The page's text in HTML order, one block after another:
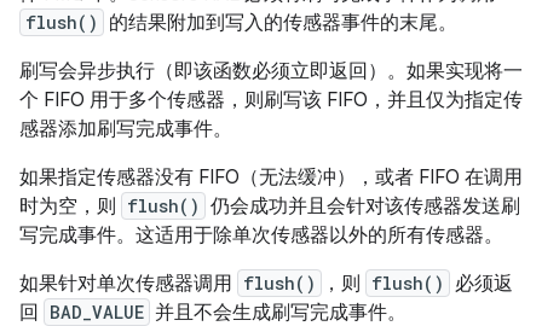
flush()
的结果附加到写入的传感器事件的末尾。
刷写会异步执行（即该函数必须立即返回）。如果实现将一
个 FIFO 用于多个传感器，则刷写该 FIFO，并且仅为指定传
感器添加刷写完成事件。
如果指定传感器没有 FIFO（无法缓冲），或者 FIFO 在调用
时为空，则
flush() 仍会成功并且会针对该传感器发送刷
写完成事件。这适用于除单次传感器以外的所有传感器。
如果针对单次传感器调用 flush() ，则 flush() 必须返
回
BAD_VALUE 并且不会生成刷写完成事件。